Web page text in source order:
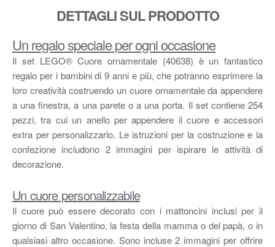
DETTAGLI SUL PRODOTTO
Un regalo speciale per ogni occasione
Il set LEGO® Cuore ornamentale (40638) è un fantastico
regalo per i bambini di 9 anni e più, che potranno esprimere la
loro creatività costruendo un cuore ornamentale da appendere
a una finestra, a una parete o a una porta. Il set contiene 254
pezzi, tra cui un anello per appendere il cuore e accessori
extra per personalizzarlo. Le istruzioni per la costruzione e la
confezione includono 2 immagini per ispirare le attività di
decorazione.
Un cuore personalizzabile
Il cuore può essere decorato con i mattoncini inclusi per il
giorno di San Valentino, la festa della mamma o del papà, o in
qualsiasi altro occasione. Sono incluse 2 immagini per offrire